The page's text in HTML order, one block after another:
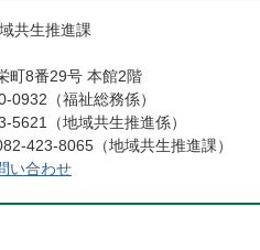
共生推進課
町8番29号 本館2階
0932（福祉総務係）
（地域共生推進係）
423-8065（地域共生推進課）
い合わせ